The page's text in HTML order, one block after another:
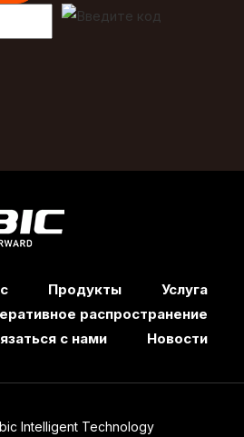
Продукты
Услуга
распространение
с нами
Новости
Intelligent Technology